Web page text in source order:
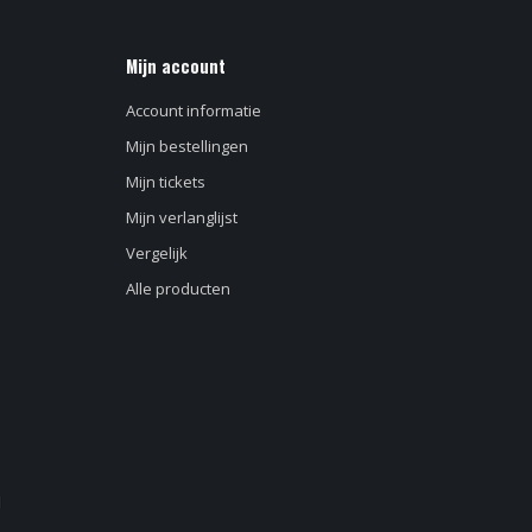
Mijn account
Account informatie
Mijn bestellingen
Mijn tickets
Mijn verlanglijst
Vergelijk
Alle producten